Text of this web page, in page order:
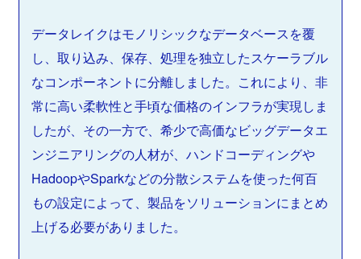
データレイクはモノリシックなデータベースを覆
し、取り込み、保存、処理を独立したスケーラブル
なコンポーネントに分離しました。これにより、非
常に高い柔軟性と手頃な価格のインフラが実現しま
したが、その一方で、希少で高価なビッグデータエ
ンジニアリングの人材が、ハンドコーディングや
HadoopやSparkなどの分散システムを使った何百
もの設定によって、製品をソリューションにまとめ
上げる必要がありました。